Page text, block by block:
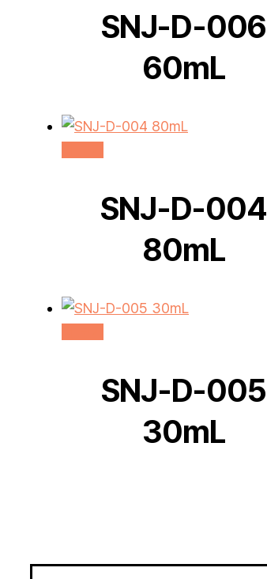
SNJ-D-006
60mL
SNJ-D-004
80mL
SNJ-D-005
30mL